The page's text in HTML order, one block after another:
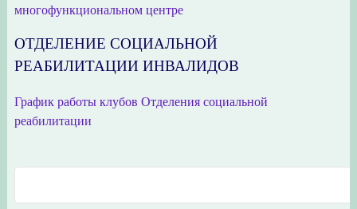
многофункциональном центре
ОТДЕЛЕНИЕ СОЦИАЛЬНОЙ
РЕАБИЛИТАЦИИ ИНВАЛИДОВ
График работы клубов Отделения социальной
реабилитации